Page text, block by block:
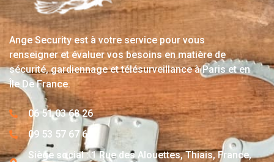
Ange Security est à votre service pour vous
renseigner et évaluer vos besoins en matière de
sécurité, gardiennage et télésurveillance à Paris et en
Île De France.
06 51 03 68 26
09 53 57 67 63
Siège social : 1 Rue des Alouettes, Thiais, France,